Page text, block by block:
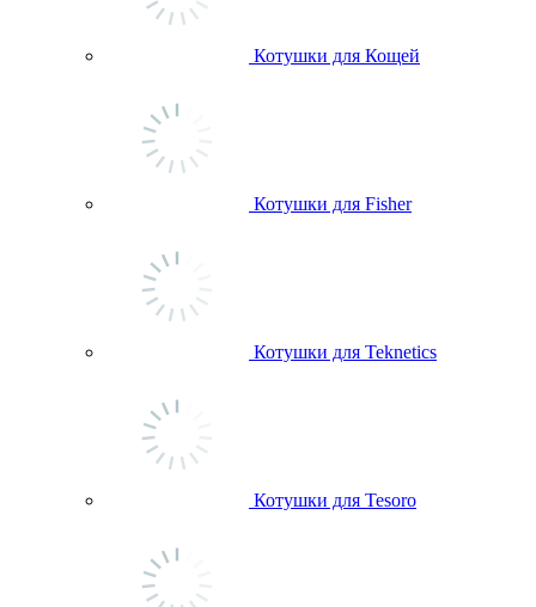
Котушки для Кощей
Котушки для Fisher
Котушки для Teknetics
Котушки для Tesoro